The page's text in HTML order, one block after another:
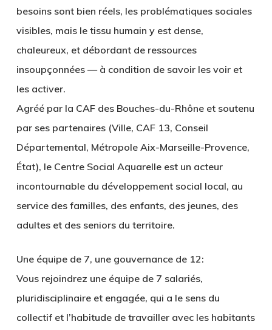
besoins sont bien réels, les problématiques sociales
visibles, mais le tissu humain y est dense,
chaleureux, et débordant de ressources
insoupçonnées — à condition de savoir les voir et
les activer.
Agréé par la CAF des Bouches-du-Rhône et soutenu
par ses partenaires (Ville, CAF 13, Conseil
Départemental, Métropole Aix-Marseille-Provence,
État), le Centre Social Aquarelle est un acteur
incontournable du développement social local, au
service des familles, des enfants, des jeunes, des
adultes et des seniors du territoire.
Une équipe de 7, une gouvernance de 12:
Vous rejoindrez une équipe de 7 salariés,
pluridisciplinaire et engagée, qui a le sens du
collectif et l’habitude de travailler avec les habitants